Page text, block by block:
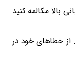
بالا مکالمه کنید
از خطاهای خود در